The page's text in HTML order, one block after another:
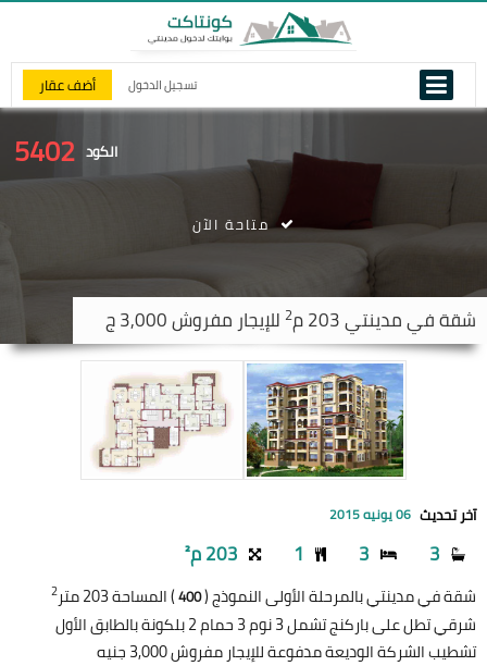
تسجيل الدخول أضف عقار
الكود 5402
شقة فيمدينتي 2 للإيجار مفروش 3,000 ج
متاحة الآن
آخر تحديث 06 يونيه 2015
3
3
1 203 م²
شقة في مدينتي بالمرحلة الأولى النموذج (400) المساحة 203 متر 2
شرقي تطل على باركنج تشمل 3 نوم 3 حمام 2 بلكونة بالطابق الأول
تشطيب الشركة الوديعة مدفوعة للإيجار مفروش 3,000 جنيه